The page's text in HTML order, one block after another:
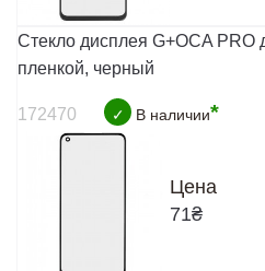
Стекло дисплея G+OCA
пленкой, черный
172470 ✓ В наличии*
Цена
71₴